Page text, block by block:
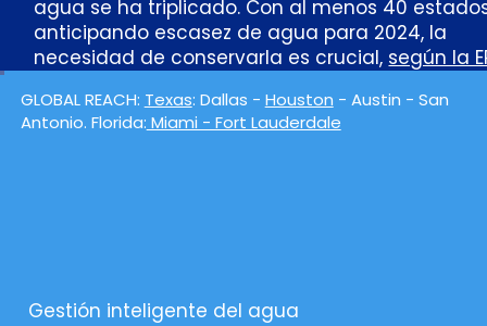
agua se ha triplicado. Con al menos 40
anticipando escasez de agua para 2024, la
necesidad de conservarla es crucial, según la
Gestión inteligente del agua
GLOBAL REACH: Texas: Dallas - Houston - Austin - San
Antonio. Florida: Miami - Fort Lauderdale